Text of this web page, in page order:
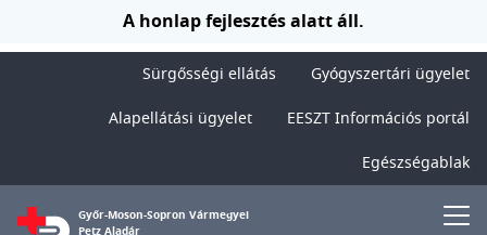
Ugrás a tartalomraA honlap fejlesztés alatt áll.
Sürgősségi ellátás
Gyógyszertári ügyelet
Alapellátási ügyelet
EESZT Információs portál
Egészségablak
Győr-Moson-Sopron Vármegyei
Petz Aladár